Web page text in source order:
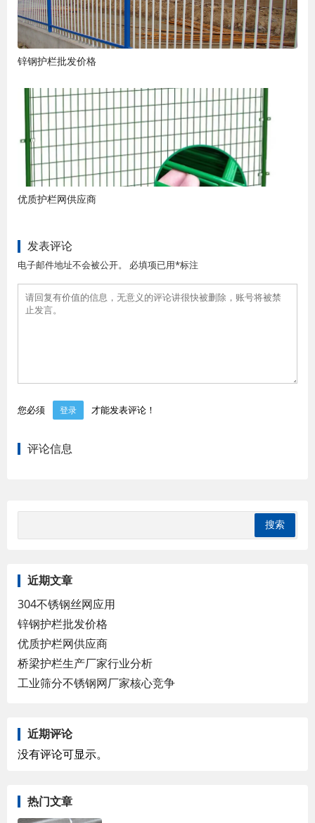
锌钢护栏批发价格
优质护栏网供应商
发表评论
电子邮件地址不会被公开。 必填项已用*标注
您必须 登录 才能发表评论！
评论信息
近期文章
304不锈钢丝网应用
锌钢护栏批发价格
优质护栏网供应商
桥梁护栏生产厂家行业分析
工业筛分不锈钢网厂家核心竞争
近期评论
没有评论可显示。
热门文章